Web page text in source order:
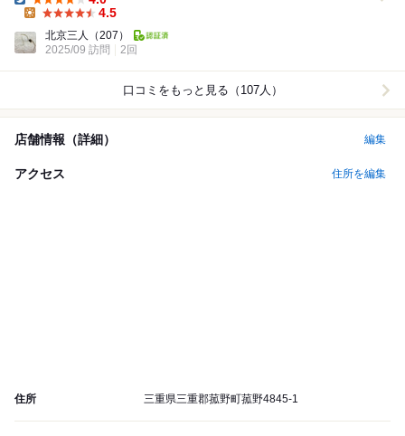
Dinner: 4.5
北京三人
（207）
2025/09 訪問
2回
口コミをもっと見る（107人）
店舗情報（詳細） 編集
アクセス 住所を編集
住所 三重県三重郡菰野町菰野4845-1